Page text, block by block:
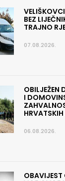
BEZ
TRAJNO
07.08.2026.
OBILJEŽEN
I
06.08.2026.
OBAVIJEST